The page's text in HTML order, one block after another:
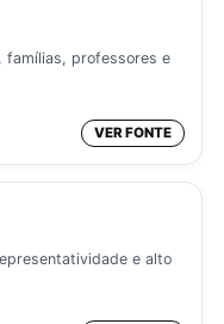
famílias, professores e
VER FONTE
e alto